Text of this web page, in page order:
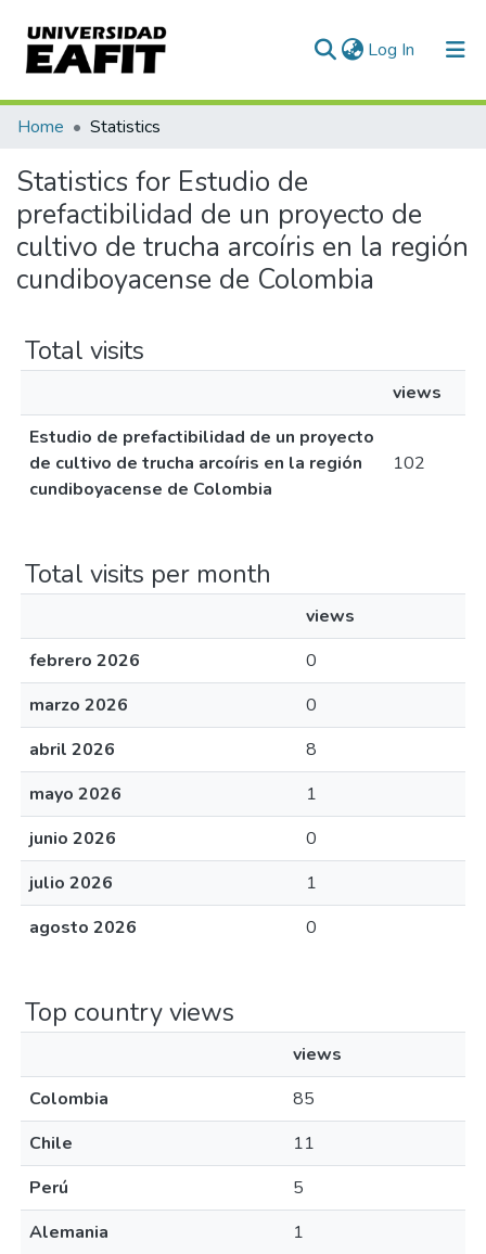
Log In (current)
Communities & Collections
All of DSpace
Home Statistics
Statistics for Estudio de
prefactibilidad de un proyecto de
cultivo de trucha arcoíris en la región
cundiboyacense de Colombia
Total visits
views
Estudio de prefactibilidad de un proyecto
de cultivo de trucha arcoíris en la región
cundiboyacense de Colombia
102
Total visits per month
views
febrero 2026
0
marzo 2026
0
abril 2026
8
mayo 2026
1
junio 2026
0
julio 2026
1
agosto 2026
0
Top country views
views
Colombia
85
Chile
11
Perú
5
Alemania
1